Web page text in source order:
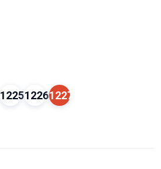
122512261227